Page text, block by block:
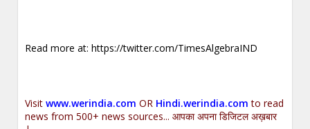
Read more at:https://twitter.com/TimesAlgebraIND
Visitwww.werindia.com OR Hindi.werindia.com to read
news from 500+ news sources... आपका अपना डिजिटल अख़बार